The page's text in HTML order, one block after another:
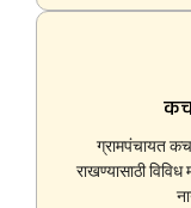
ग्रामपंचायत
राखण्यासाठी